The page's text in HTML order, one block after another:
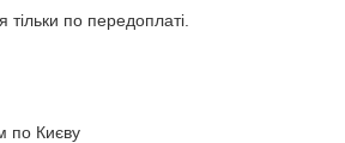
тільки по передоплаті.
по Києву